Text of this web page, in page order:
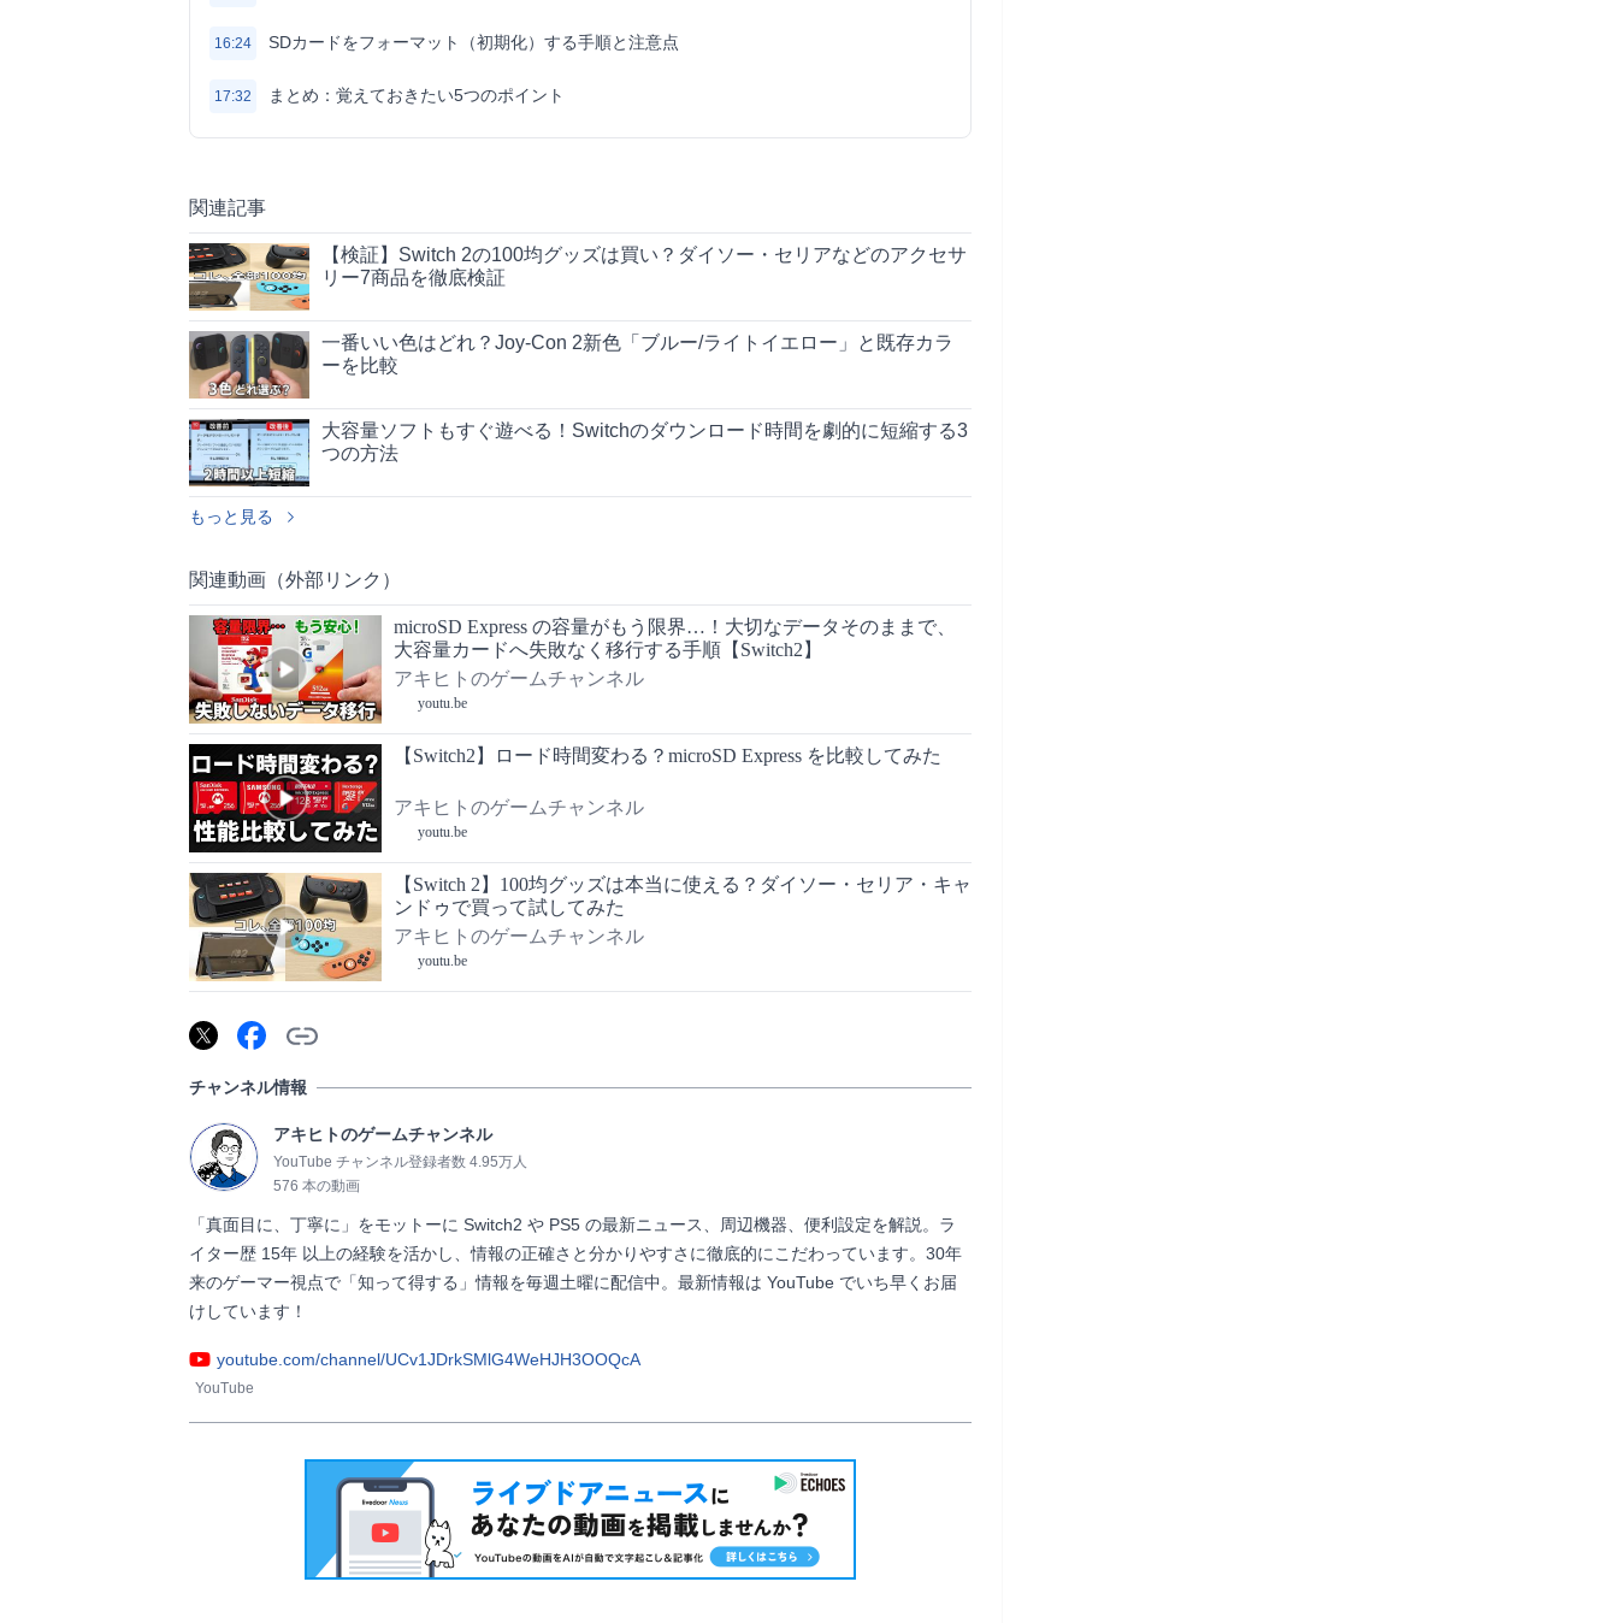
16:24 SDカードをフォーマット（初期化）する手順と注意点
17:32 まとめ：覚えておきたい5つのポイント
関連記事
【検証】Switch 2の100均グッズは買い？ダイソー・セリアなどのアクセサ
リー7商品を徹底検証
一番いい色はどれ？Joy-Con 2新色「ブルー/ライトイエロー」と既存カラ
ーを比較
大容量ソフトもすぐ遊べる！Switchのダウンロード時間を劇的に短縮する3
つの方法
もっと見る
関連動画（外部リンク）
microSD Express の容量がもう限界…！大切なデータそのままで、
大容量カードへ失敗なく移行する手順【Switch2】
アキヒトのゲームチャンネル
youtu.be
【Switch2】ロード時間変わる？microSD Express を比較してみた
アキヒトのゲームチャンネル
youtu.be
【Switch 2】100均グッズは本当に使える？ダイソー・セリア・キャ
ンドゥで買って試してみた
アキヒトのゲームチャンネル
youtu.be
チャンネル情報
アキヒトのゲームチャンネル
YouTube チャンネル登録者数 4.95万人
576 本の動画
「真面目に、丁寧に」をモットーに Switch2 や PS5 の最新ニュース、周辺機器、便利設定を解説。ラ
イター歴 15年 以上の経験を活かし、情報の正確さと分かりやすさに徹底的にこだわっています。30年
来のゲーマー視点で「知って得する」情報を毎週土曜に配信中。最新情報は YouTube でいち早くお届
けしています！
youtube.com/channel/UCv1JDrkSMlG4WeHJH3OOQcA
YouTube